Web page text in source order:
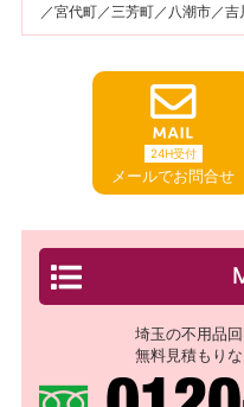
／宮代町／三芳町／八潮市／
24H受付
メールでお問合せ
埼玉の不用品
無料見積もり